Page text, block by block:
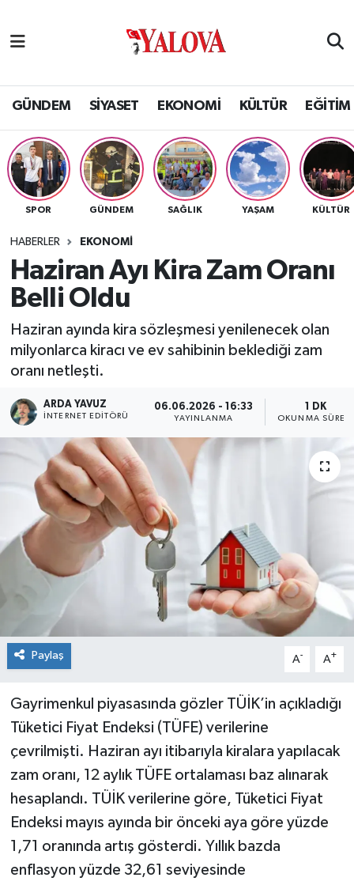
GÜNDEM SİYASET EKONOMİ KÜLTÜR EĞİTİM
SPOR GÜNDEM SAĞLIK YAŞAM KÜLTÜR
HABERLER EKONOMİ
Haziran Ayı Kira Zam Oranı
Belli Oldu
Haziran ayında kira sözleşmesi yenilenecek olan
milyonlarca kiracı ve ev sahibinin beklediği zam
oranı netleşti.
ARDA YAVUZ
İNTERNET EDITÖRÜ
06.06.2026 - 16:33
YAYINLANMA
1 DK
OKUNMA SÜRESI
Paylaş A- A+
Gayrimenkul piyasasında gözler TÜİK’in açıkladığı
Tüketici Fiyat Endeksi (TÜFE) verilerine
çevrilmişti. Haziran ayı itibarıyla kiralara yapılacak
zam oranı, 12 aylık TÜFE ortalaması baz alınarak
hesaplandı. TÜİK verilerine göre, Tüketici Fiyat
Endeksi mayıs ayında bir önceki aya göre yüzde
1,71 oranında artış gösterdi. Yıllık bazda
enflasyon yüzde 32,61 seviyesinde
SİYASET
EKONOMİ
KÜLTÜR
BİLİM VE TEKNOLOJİ
ASAYİŞ
SAĞLIK
ULUSAL
İLÇELERİMİZ
RESMİ İLAN
Yalova Nöbetçi Eczaneler
Yalova Hava Durumu
Yalova Namaz Vakitleri
Yalova Trafik Yoğunluk Haritası
Tüm Manşetler
Son Dakika Haberleri
Haber Arşivi